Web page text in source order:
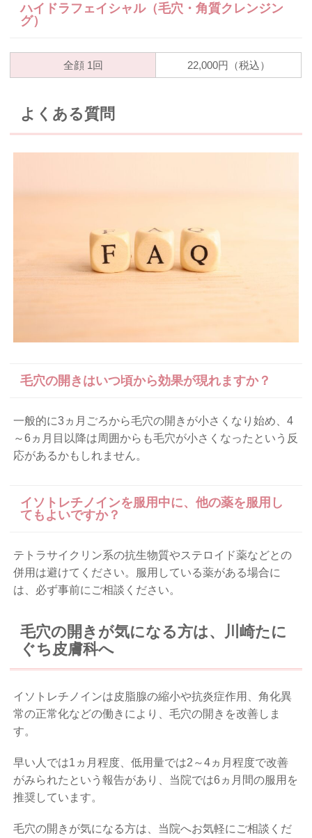
ハイドラフェイシャル（毛穴・角質クレンジン
グ）
全顔 1回 22,000円（税込）
よくある質問
毛穴の開きはいつ頃から効果が現れますか？
一般的に3ヵ月ごろから毛穴の開きが小さくなり始め、4
～6ヵ月目以降は周囲からも毛穴が小さくなったという反
応があるかもしれません。
イソトレチノインを服用中に、他の薬を服用し
てもよいですか？
テトラサイクリン系の抗生物質やステロイド薬などとの
併用は避けてください。服用している薬がある場合に
は、必ず事前にご相談ください。
毛穴の開きが気になる方は、川崎たに
ぐち皮膚科へ
イソトレチノインは皮脂腺の縮小や抗炎症作用、角化異
常の正常化などの働きにより、毛穴の開きを改善しま
す。
早い人では1ヵ月程度、低用量では2～4ヵ月程度で改善
がみられたという報告があり、当院では6ヵ月間の服用を
推奨しています。
毛穴の開きが気になる方は、当院へお気軽にご相談くだ